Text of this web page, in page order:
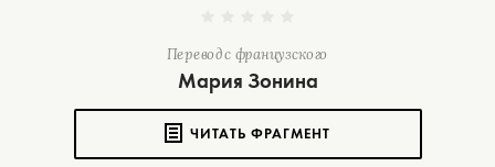
Перевод с французского
Мария Зонина
ЧИТАТЬ ФРАГМЕНТ